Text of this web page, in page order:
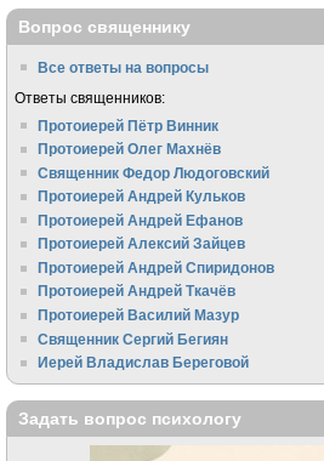
Вопрос священнику
Все ответы на вопросы
Ответы священников:
Протоиерей Пётр Винник
Протоиерей Олег Махнёв
Священник Федор Людоговский
Протоиерей Андрей Кульков
Протоиерей Андрей Ефанов
Протоиерей Алексий Зайцев
Протоиерей Андрей Спиридонов
Протоиерей Андрей Ткачёв
Протоиерей Василий Мазур
Священник Сергий Бегиян
Иерей Владислав Береговой
Задать вопрос психологу